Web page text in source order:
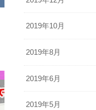
2019年10月
2019年8月
2019年6月
2019年5月